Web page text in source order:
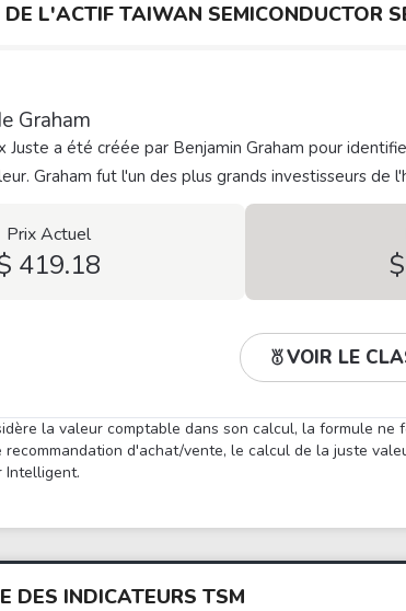
DE L'ACTIF TAIWAN SEMICONDUCTOR
Graham
Juste a été créée par Benjamin Graham pour
Graham fut l'un des plus grands investisseurs
Prix Actuel
419.18
VOIR LE
la valeur comptable dans son calcul, la formule
recommandation d'achat/vente, le calcul de la juste
Intelligent.
DES INDICATEURS TSM